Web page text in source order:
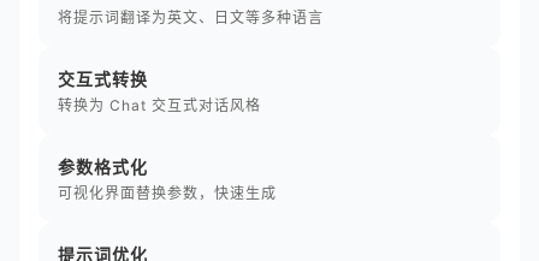
将提示词翻译为英文、日文等多种语言
交互式转换
转换为 Chat 交互式对话风格
参数格式化
可视化界面替换参数，快速生成
提示词优化